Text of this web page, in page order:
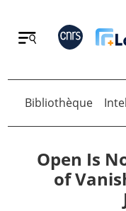
Retour
Retour
Bibliothèque
Open Is
of